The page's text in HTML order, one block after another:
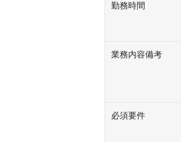
勤務時間
業務内容備考
必須要件